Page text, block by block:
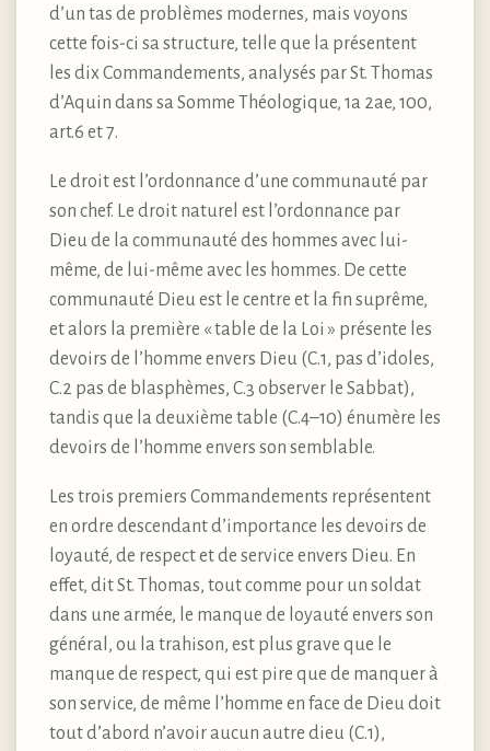
d’un tas de problèmes modernes, mais voyons
cette fois-ci sa structure, telle que la présentent
les dix Commandements, analysés par St. Thomas
d’Aquin dans sa Somme Théologique, 1a 2ae, 100,
art.6 et 7.
Le droit est l’ordonnance d’une communauté par
son chef. Le droit naturel est l’ordonnance par
Dieu de la communauté des hommes avec lui-
même, de lui-même avec les hommes. De cette
communauté Dieu est le centre et la fin suprême,
et alors la première « table de la Loi » présente les
devoirs de l’homme envers Dieu (C.1, pas d’idoles,
C.2 pas de blasphèmes, C.3 observer le Sabbat),
tandis que la deuxième table (C.4–10) énumère les
devoirs de l’homme envers son semblable.
Les trois premiers Commandements représentent
en ordre descendant d’importance les devoirs de
loyauté, de respect et de service envers Dieu. En
effet, dit St. Thomas, tout comme pour un soldat
dans une armée, le manque de loyauté envers son
général, ou la trahison, est plus grave que le
manque de respect, qui est pire que de manquer à
son service, de même l’homme en face de Dieu doit
tout d’abord n’avoir aucun autre dieu (C.1),